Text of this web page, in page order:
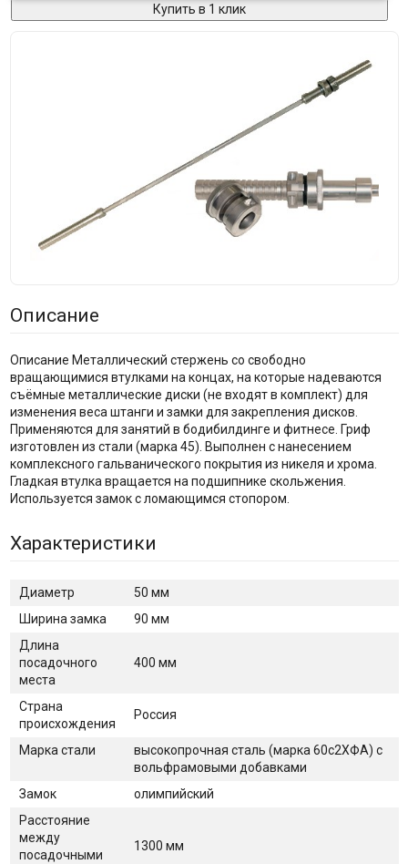
Купить в 1 клик
Описание
Описание Металлический стержень со свободно
вращающимися втулками на концах, на которые надеваются
съёмные металлические диски (не входят в комплект) для
изменения веса штанги и замки для закрепления дисков.
Применяются для занятий в бодибилдинге и фитнесе. Гриф
изготовлен из стали (марка 45). Выполнен с нанесением
комплексного гальванического покрытия из никеля и хрома.
Гладкая втулка вращается на подшипнике скольжения.
Используется замок с ломающимся стопором.
Характеристики
Диаметр
50 мм
Ширина замка
90 мм
Длина
посадочного
места
400 мм
Страна
происхождения
Россия
Марка стали
высокопрочная сталь (марка 60с2ХФА) с
вольфрамовыми добавками
Замок
олимпийский
Расстояние
между
посадочными
1300 мм